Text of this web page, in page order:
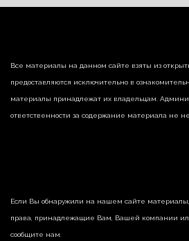
Все материалы на данном сайте взяты из
предоставляются исключительно в
материалы принадлежат их владельцам.
ответственности за содержание материала не
Если Вы обнаружили на нашем сайте
права, принадлежащие Вам, Вашей компании или
сообщите нам.